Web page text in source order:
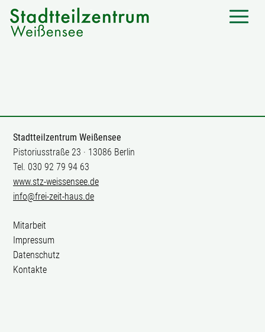
Stadtteilzentrum Weißensee
Pistoriusstraße 23 · 13086 Berlin
Tel. 030 92 79 94 63
www.stz-weissensee.de
info@frei-zeit-haus.de
Mitarbeit
Impressum
Datenschutz
Kontakte